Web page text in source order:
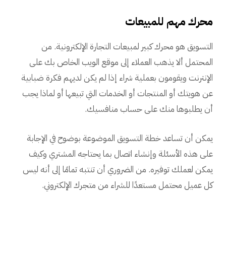
محرك مهم للمبيعات
التسويق هو محرك كبير لمبيعات التجارة الإلكترونية. من
المحتمل ألا يذهب العملاء إلى موقع الويب الخاص بك على
الإنترنت ويقومون بعملية شراء إذا لم يكن لديهم فكرة ضبابية
عن هويتك أو المنتجات أو الخدمات التي تبيعها أو لماذا يجب
أن يطلبوها منك على حساب منافسيك.
يمكن أن تساعد خطة التسويق الموضوعة بوضوح في الإجابة
على هذه الأسئلة وإنشاء اتصال بما يحتاجه المشتري وكيف
يمكن لعملك توفيره. من الضروري أن تنتبه تمامًا إلى أنه ليس
كل عميل محتمل مستعدًا للشراء من متجرك الإلكتروني.